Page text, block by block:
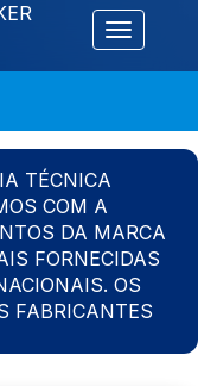
Alternar
TÉCNICA
COM A
DA MARCA
FORNECIDAS
OS
FABRICANTES